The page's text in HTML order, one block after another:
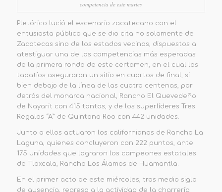
competencia de este martes
Pletórico lució el escenario zacatecano con el
entusiasta público que se dio cita no solamente de
Zacatecas sino de los estados vecinos, dispuestos a
atestiguar una de las competencias más esperadas
de la primera ronda de este certamen, en el cual los
tapatíos aseguraron un sitio en cuartos de final, si
bien debajo de la línea de las cuatro centenas, por
detrás del monarca nacional, Rancho El Quevedeño
de Nayarit con 415 tantos, y de los superlíderes Tres
Regalos “A” de Quintana Roo con 442 unidades.
Junto a ellos actuaron los californianos de Rancho La
Laguna, quienes concluyeron con 222 puntos, ante
175 unidades que lograron los campeones estatales
de Tlaxcala, Rancho Los Álamos de Huamantla.
En el primer acto de este miércoles, tras medio siglo
de ausencia, regresa a la actividad de la charrería